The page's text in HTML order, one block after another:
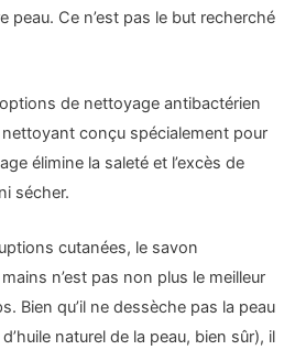
peau. Ce n’est pas le but recherché
de nettoyage antibactérien
conçu spécialement pour
élimine la saleté et l’excès de
sécher.
cutanées, le savon
n’est pas non plus le meilleur
Bien qu’il ne dessèche pas la peau
naturel de la peau, bien sûr), il